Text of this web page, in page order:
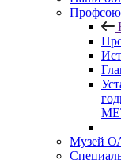
Музей